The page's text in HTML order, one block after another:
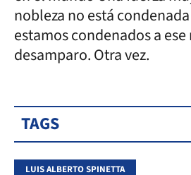
nobleza no está condenada
estamos condenados a
desamparo. Otra vez.
TAGS
LUIS ALBERTO SPINETTA